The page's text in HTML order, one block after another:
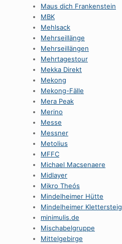
Maus dich Frankenstein
MBK
Mehlsack
Mehrseillänge
Mehrseillängen
Mehrtagestour
Mekka Direkt
Mekong
Mekong-Fälle
Mera Peak
Merino
Messe
Messner
Metolius
MFFC
Michael Macsenaere
Midlayer
Mikro Theós
Mindelheimer Hütte
Mindelheimer Klettersteig
minimulis.de
Mischabelgruppe
Mittelgebirge